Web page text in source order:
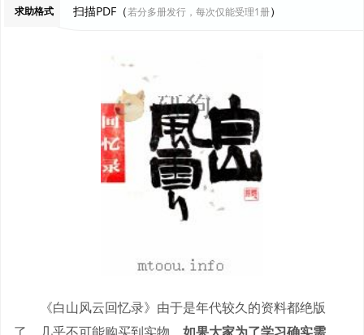
求助格式 扫描PDF（若分多册发行，每次仅能受理1册）
《白山风云回忆录》由于是年代较久的资料都绝版